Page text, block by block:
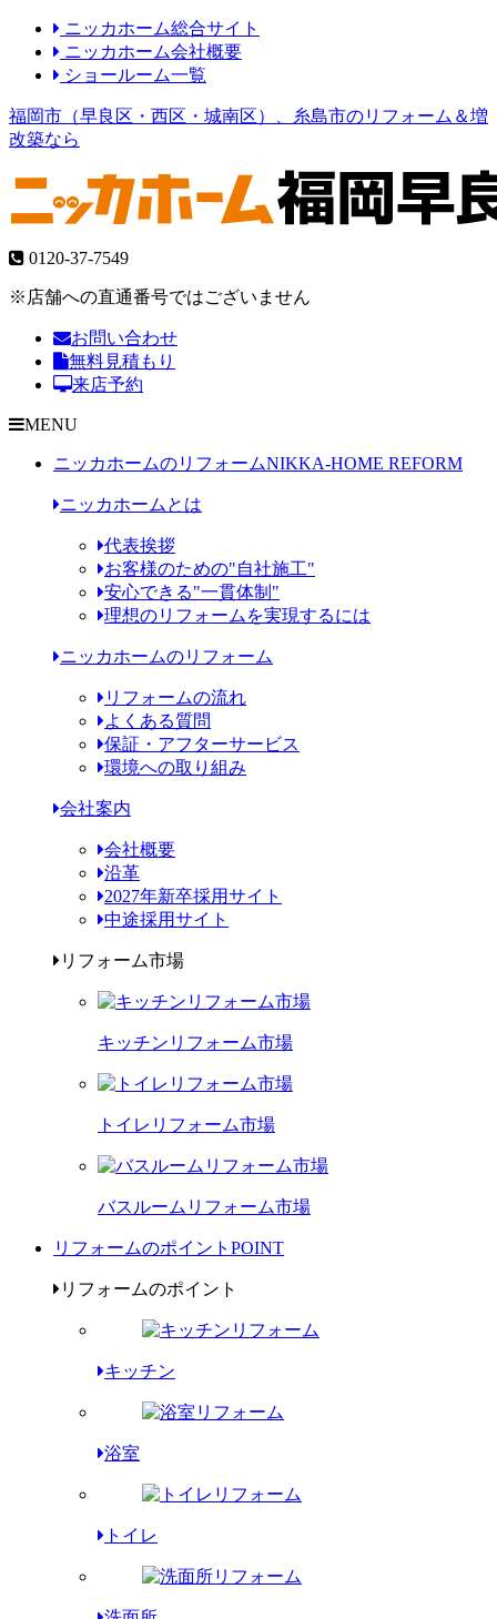
ニッカホーム総合サイト
ニッカホーム会社概要
ショールーム一覧
福岡市（早良区・西区・城南区）、糸島市のリフォーム＆増
改築なら
0120-37-7549
※店舗への直通番号ではございません
お問い合わせ
無料見積もり
来店予約
MENU
ニッカホームのリフォームNIKKA-HOME REFORM
ニッカホームとは
代表挨拶
お客様のための"自社施工"
安心できる"一貫体制"
理想のリフォームを実現するには
ニッカホームのリフォーム
リフォームの流れ
よくある質問
保証・アフターサービス
環境への取り組み
会社案内
会社概要
沿革
2027年新卒採用サイト
中途採用サイト
リフォーム市場
キッチンリフォーム市場
トイレリフォーム市場
バスルームリフォーム市場
リフォームのポイント POINT
リフォームのポイント
キッチン
浴室
トイレ